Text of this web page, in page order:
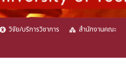
วิจัย/บริการวิชาการ สำนักงานคณะ